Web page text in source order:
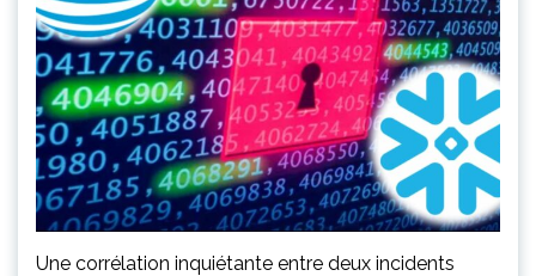
Une corrélation inquiétante entre deux incidents